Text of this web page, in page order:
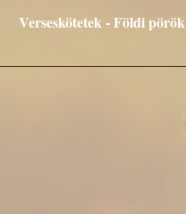
Verseskötetek - Földi pörök